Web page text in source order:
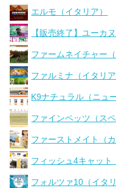
エルモ（イタリア）
【販売終了】ユーカ
ファームネイチャー（
ファルミナ（イタリア
K9ナチュラル（ニュ
ファインペッツ（スペ
ファーストメイト（カ
フィッシュ4キャット
フォルツァ10（イタリ